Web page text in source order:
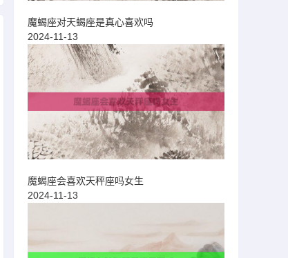
魔蝎座对天蝎座是真心喜欢吗
2024-11-13
魔蝎座会喜欢天秤座吗女生
2024-11-13